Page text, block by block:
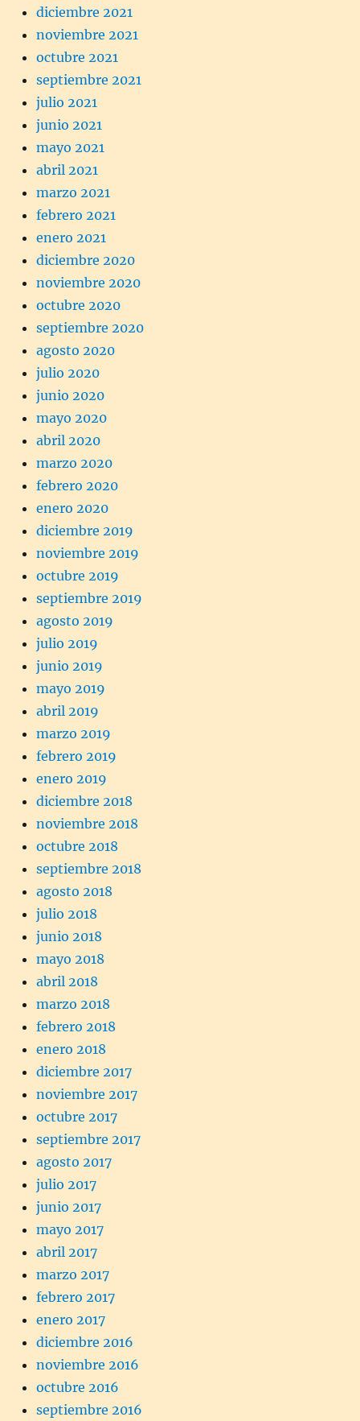
diciembre 2021
noviembre 2021
octubre 2021
septiembre 2021
julio 2021
junio 2021
mayo 2021
abril 2021
marzo 2021
febrero 2021
enero 2021
diciembre 2020
noviembre 2020
octubre 2020
septiembre 2020
agosto 2020
julio 2020
junio 2020
mayo 2020
abril 2020
marzo 2020
febrero 2020
enero 2020
diciembre 2019
noviembre 2019
octubre 2019
septiembre 2019
agosto 2019
julio 2019
junio 2019
mayo 2019
abril 2019
marzo 2019
febrero 2019
enero 2019
diciembre 2018
noviembre 2018
octubre 2018
septiembre 2018
agosto 2018
julio 2018
junio 2018
mayo 2018
abril 2018
marzo 2018
febrero 2018
enero 2018
diciembre 2017
noviembre 2017
octubre 2017
septiembre 2017
agosto 2017
julio 2017
junio 2017
mayo 2017
abril 2017
marzo 2017
febrero 2017
enero 2017
diciembre 2016
noviembre 2016
octubre 2016
septiembre 2016